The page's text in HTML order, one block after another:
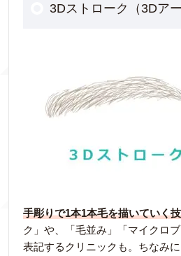
3Dストローク（3Dア
手彫りで1本1本毛を描いていく
ク」や、「毛並み」「マイクロ
表記するクリニックも。ちなみ